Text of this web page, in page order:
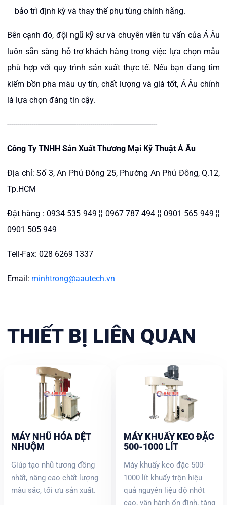
bảo trì định kỳ và thay thế phụ tùng chính hãng.
Bên cạnh đó, đội ngũ kỹ sư và chuyên viên tư vấn của Á Âu
luôn sẵn sàng hỗ trợ khách hàng trong việc lựa chọn mẫu
phù hợp với quy trình sản xuất thực tế. Nếu bạn đang tìm
kiếm bồn pha màu uy tín, chất lượng và giá tốt, Á Âu chính
là lựa chọn đáng tin cậy.
--------------------------------------------------------------------------
Công Ty TNHH Sản Xuất Thương Mại Kỹ Thuật Á Âu
Địa chỉ: Số 3, An Phú Đông 25, Phường An Phú Đông, Q.12,
Tp.HCM
Đặt hàng : 0934 535 949 ¦¦ 0967 787 494 ¦¦ 0901 565 949 ¦¦
0901 505 949
Tell-Fax: 028 6269 1337
Email: minhtrong@aautech.vn
THIẾT BỊ LIÊN QUAN
MÁY NHŨ HÓA DỆT
NHUỘM
Giúp tạo nhũ tương đồng
nhất, nâng cao chất lượng
màu sắc, tối ưu sản xuất.
MÁY KHUẤY KEO ĐẶC
500-1000 LÍT
Máy khuấy keo đặc 500-
1000 lít khuấy trộn hiệu
quả nguyên liệu độ nhớt
cao, vận hành ổn định, tăng